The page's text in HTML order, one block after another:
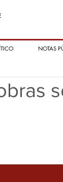
NOTAS